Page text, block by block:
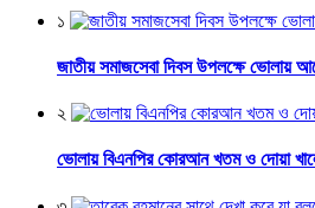
১
জাতীয় সমাজসেবা দিবস উপলক্ষে ভোলায়
২
ভোলায় বিএনপির কোরআন খতম ও দোয়া